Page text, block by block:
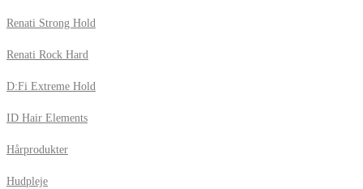
Renati Strong Hold
Renati Rock Hard
D:Fi Extreme Hold
ID Hair Elements
Hårprodukter
Hudpleje